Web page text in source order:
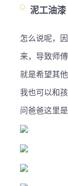
泥工油漆
怎么说呢，
来，导致师
就是希望其
我也可以和
问爸爸这里